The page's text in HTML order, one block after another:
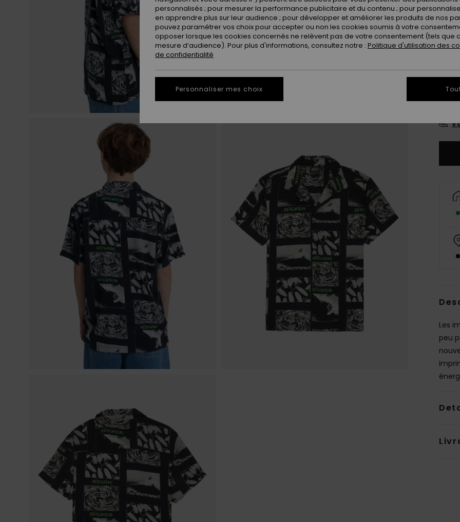
Les
peu
personnalisés ; pour mesurer la performance publicitaire et du contenu ; pour
en apprendre plus sur leur audience ; pour développer et améliorer les produits de nos
pouvez paramétrer vos choix pour accepter ou non les cookies soumis à votre
opposer lorsque les cookies concernés ne relèvent pas de votre consentement (tels que
mesure d’audience). Pour plus d'informations, consultez notre : Politique d'utilisation des
de confidentialité
Personnaliser mes choix